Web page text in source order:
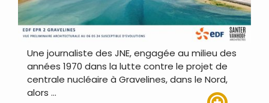
Une journaliste des JNE, engagée au milieu des
années 1970 dans la lutte contre le projet de
centrale nucléaire à Gravelines, dans le Nord,
alors …